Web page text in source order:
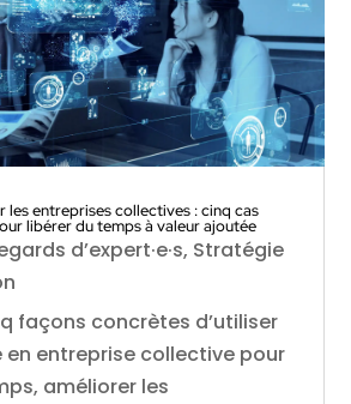
les entreprises collectives : cinq cas
libérer du temps à valeur ajoutée
d’expert·e·s, Stratégie
façons concrètes d’utiliser
en entreprise collective pour
améliorer les